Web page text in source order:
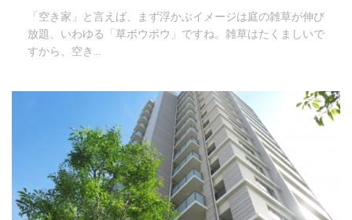
「空き家」と言えば、まず浮かぶイメージは庭の雑草が伸び
放題、いわゆる「草ボウボウ」ですね。雑草はたくましいで
すから、空き...